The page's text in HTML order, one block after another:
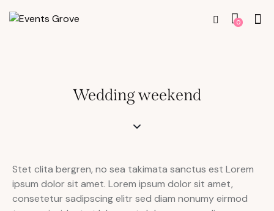
0
Wedding weekend
Stet clita bergren, no sea takimata sanctus est Lorem
ipsum dolor sit amet. Lorem ipsum dolor sit amet,
consetetur sadipscing elitr sed diam nonumy eirmod